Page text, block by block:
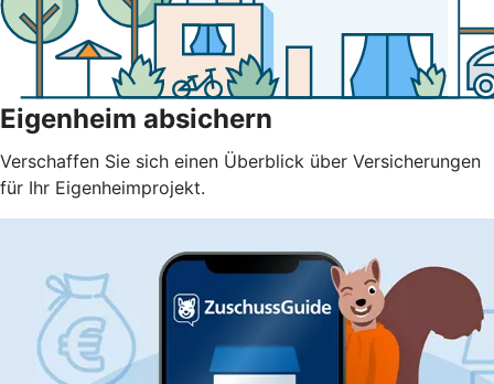
Eigenheim absichern
Verschaffen Sie sich einen Überblick über Versicherungen
für Ihr Eigenheimprojekt.